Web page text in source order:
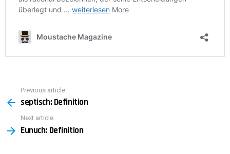
more
Previous article
septisch: Definition
Next article
Eunuch: Definition